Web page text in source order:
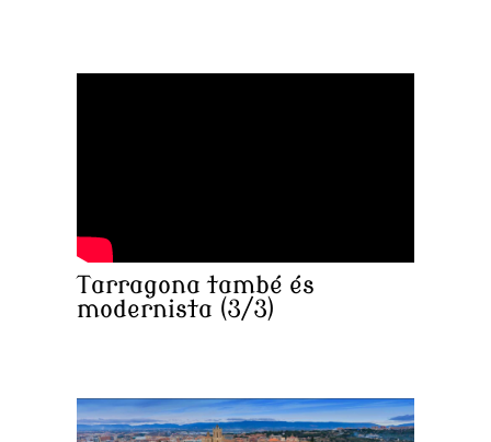
Tarragona també és
modernista (3/3)